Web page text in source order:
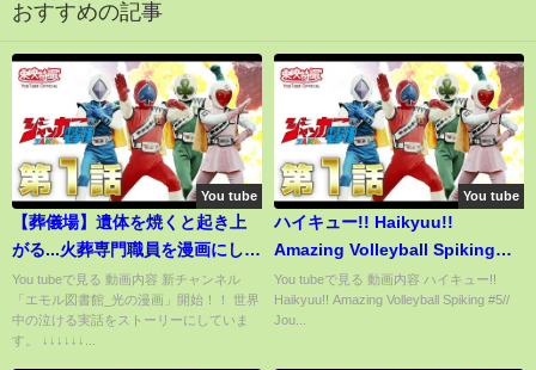
おすすめの記事
You tube
【葬儀場】遺体を焼くと起き上
がる...火葬専門職員を漫画にし
た。
You tubeで見る 動画内容 新チャンネル
「エモル図書館_光の漫画」開始！！ 世界
中の泣ける実話をストーリーにしていま
す。 ↓↓↓↓↓↓...
You tube
ハイキュー!! Haikyuu!!
Amazing Volleyball Spiking
#5// JouzenJi vs Karasuno
You tubeで見る 動画内容 ハイキュー!!
Haikyuu!! Amazing Volleyball Spiking #5//
Jou...